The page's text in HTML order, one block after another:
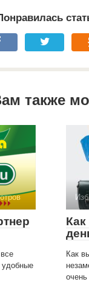
также
Как
очень